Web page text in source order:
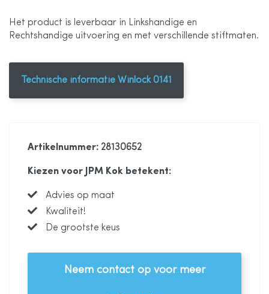
Het product is leverbaar in Linkshandige en
Rechtshandige uitvoering en met verschillende stiftmaten.
Technische informatie Winlock 0141
Artikelnummer: 28130652
Kiezen voor JPM Kok betekent:
Advies op maat
Kwaliteit!
De grootste keus
Neem contact op voor meer